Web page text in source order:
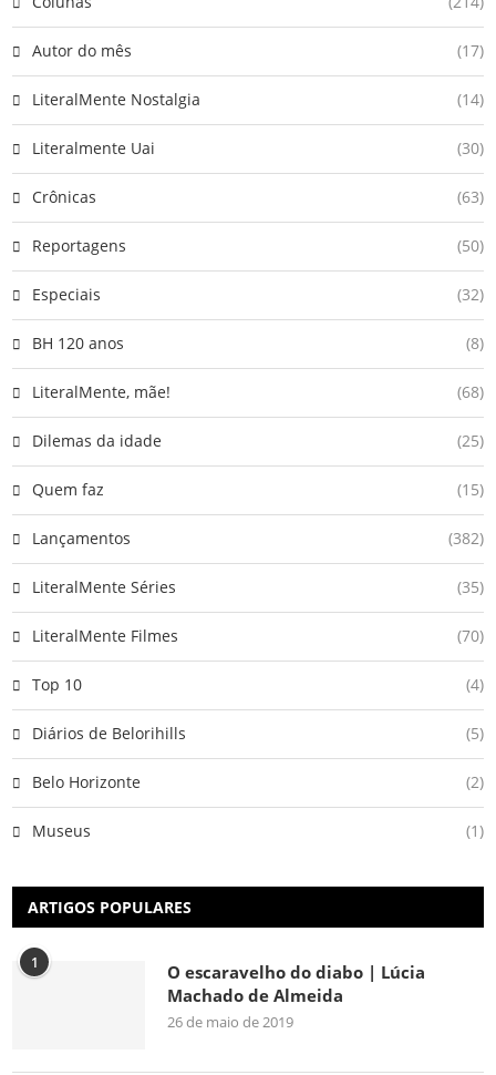
Autor do mês (17)
LiteralMente Nostalgia (14)
Literalmente Uai (30)
Crônicas (63)
Reportagens (50)
Especiais (32)
BH 120 anos (8)
LiteralMente, mãe! (68)
Dilemas da idade (25)
Quem faz (15)
Lançamentos (382)
LiteralMente Séries (35)
LiteralMente Filmes (70)
Top 10 (4)
Diários de Belorihills (5)
Belo Horizonte (2)
Museus (1)
ARTIGOS POPULARES
1
O escaravelho do diabo | Lúcia
Machado de Almeida
26 de maio de 2019